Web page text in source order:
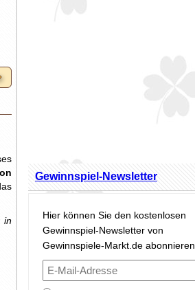
in
Gewinnspiel-Newsletter
Hier können Sie den kostenlosen
Gewinnspiel-Newsletter von
Gewinnspiele-Markt.de abonnieren.